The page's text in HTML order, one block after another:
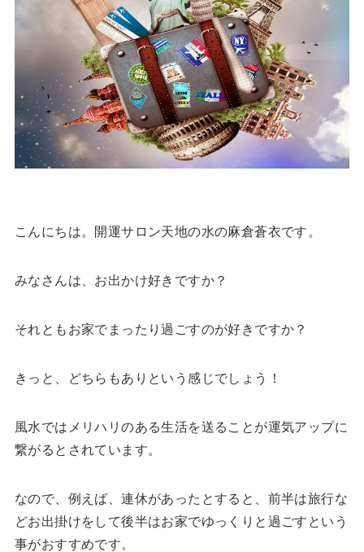
こんにちは。開運サロン天地の水の麻倉蒼衣です。
みなさんは、お出かけ好きですか？
それともお家でまったり過ごすのが好きですか？
きっと、どちらもありという感じでしょう！
風水ではメリハリのある生活を送ることが運気アップに
繋がるとされています。
なので、例えば、連休があったとすると、前半は旅行な
どお出掛けをして後半はお家でゆっくりと過ごすという
事がおすすめです。